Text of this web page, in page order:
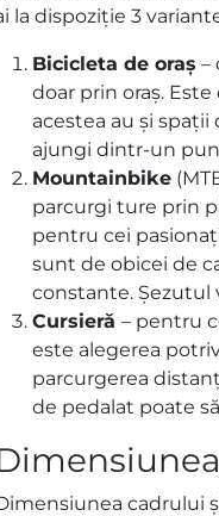
la dispoziție 3
Bicicleta de oraș –
doar prin oraș.
acestea au și
ajungi dintr-un
Mountainbike
parcurgi ture prin
pentru cei
sunt de obicei de
constante. Șezutul
Cursieră– pentru
este alegerea
parcurgerea
de pedalat poate
cadrului